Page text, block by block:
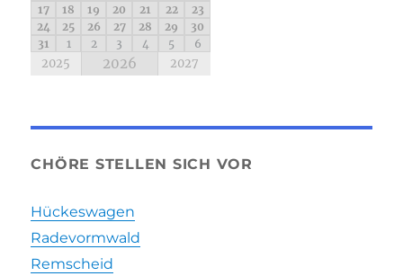
17
18 19 20 21 22
23
24
25 26 27 28 29
30
31
1 2 3 4 5 6
2025 2026 2027
CHÖRE STELLEN SICH VOR
Hückeswagen
Radevormwald
Remscheid